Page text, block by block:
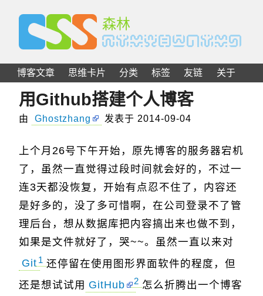
C S S 森林
博客文章 思维卡片 分类 标签 友链 关于
用Github搭建个人博客
由 Ghostzhang 发表于 2014-09-04
上个月26号下午开始，原先博客的服务器宕机
了，虽然一直觉得过段时间就会好的，不过一
连3天都没恢复，开始有点忍不住了，内容还
是好多的，没了多可惜啊，在公司登录不了管
理后台，想从数据库把内容搞出来也做不到，
如果是文件就好了，哭~~。虽然一直以来对
Git1 还停留在使用图形界面软件的程度，但
还是想试试用 GitHub 2 怎么折腾出一个博客